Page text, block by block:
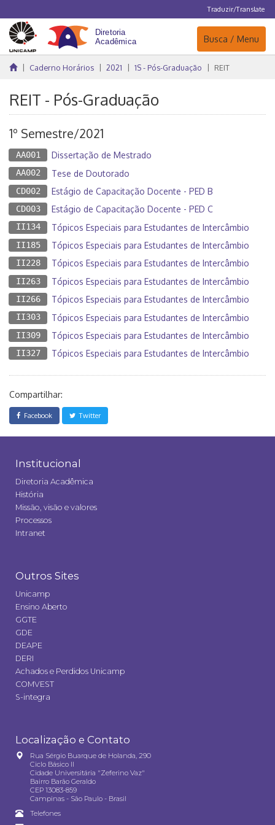
Traduzir/Translate
Navegação
Busca / Menu
Caderno Horários 2021 1S - Pós-Graduação REIT
REIT - Pós-Graduação
1º Semestre/2021
AA001 Dissertação de Mestrado
AA002 Tese de Doutorado
CD002 Estágio de Capacitação Docente - PED B
CD003 Estágio de Capacitação Docente - PED C
II134 Tópicos Especiais para Estudantes de Intercâmbio
II185 Tópicos Especiais para Estudantes de Intercâmbio
II228 Tópicos Especiais para Estudantes de Intercâmbio
II263 Tópicos Especiais para Estudantes de Intercâmbio
II266 Tópicos Especiais para Estudantes de Intercâmbio
II303 Tópicos Especiais para Estudantes de Intercâmbio
II309 Tópicos Especiais para Estudantes de Intercâmbio
II327 Tópicos Especiais para Estudantes de Intercâmbio
Compartilhar:
Facebook Twitter
Institucional
Diretoria Acadêmica
História
Missão, visão e valores
Processos
Intranet
Outros Sites
Unicamp
Ensino Aberto
GGTE
GDE
DEAPE
DERI
Achados e Perdidos Unicamp
COMVEST
S-integra
Localização e Contato
Rua Sérgio Buarque de Holanda, 290
Ciclo Básico II
Cidade Universitária "Zeferino Vaz"
Bairro Barão Geraldo
CEP 13083-859
Campinas - São Paulo - Brasil
Telefones